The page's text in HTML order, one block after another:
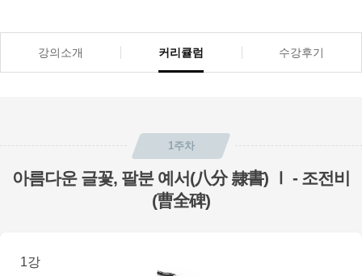
강의소개 커리큘럼 수강후기
1주차
아름다운 글꽃, 팔분 예서(八分 隸書) Ⅰ - 조전비
(曹全碑)
1강